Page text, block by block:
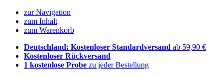
zur Navigation
zum Inhalt
zum Warenkorb
Deutschland: Kostenloser Standardversand ab 59,90 €
Kostenloser Rückversand
1 kostenlose Probe zu jeder Bestellung